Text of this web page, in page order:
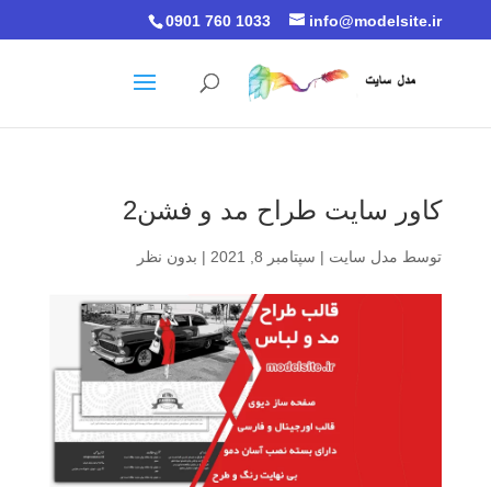
0901 760 1033 info@modelsite.ir
کاور سایت طراح مد و فشن2
توسط مدل سایت | سپتامبر 8, 2021 | بدون نظر